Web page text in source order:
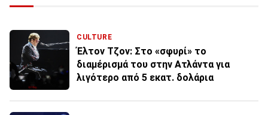
CULTURE
Έλτον Τζον: Στο «σφυρί» το
διαμέρισμά του στην Ατλάντα για
λιγότερο από 5 εκατ. δολάρια